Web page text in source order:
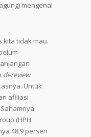
mengenai
kita tidak mau.
di-review
Untuk
afiliasi
(HPH
48,9 persen